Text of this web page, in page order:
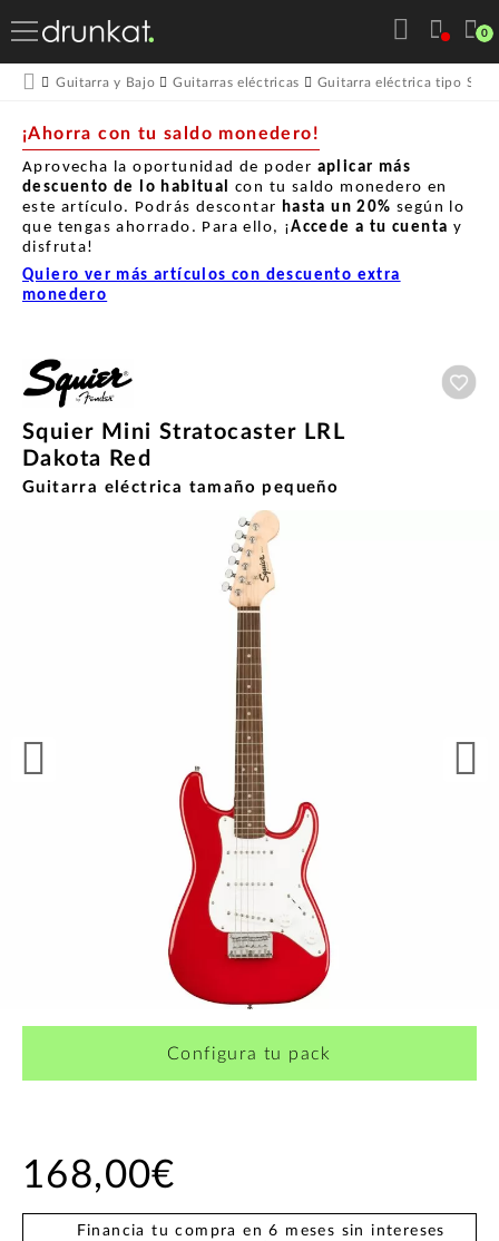
0
Guitarra y Bajo Guitarras eléctricas Guitarra eléctrica tipo
¡Ahorra con tu saldo monedero!
Aprovecha la oportunidad de poder aplicar más
descuento de lo habitual con tu saldo monedero en
este artículo. Podrás descontar hasta un 20% según lo
que tengas ahorrado. Para ello, ¡Accede a tu cuenta y
disfruta!
Quiero ver más artículos con descuento extra
monedero
Squier Mini Stratocaster LRL
Dakota Red
Guitarra eléctrica tamaño pequeño
¿Quieres crearte tu propio pack?
Configura tu pack
168,00€
Financia tu compra en 6 meses sin intereses